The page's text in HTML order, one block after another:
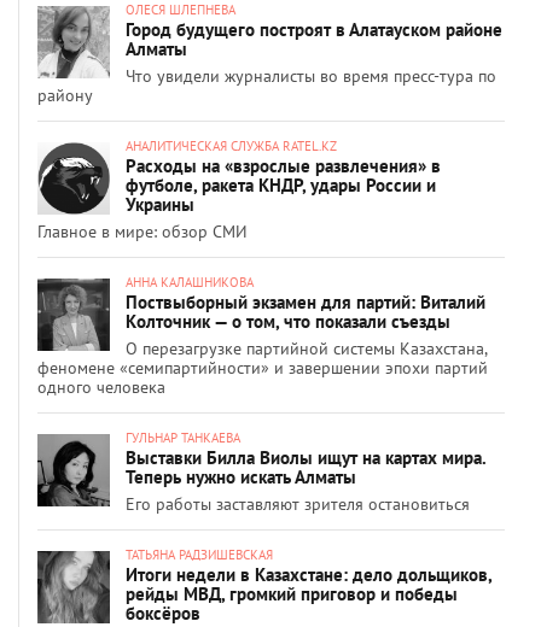
ОЛЕСЯ ШЛЕПНЕВА
Город будущего построят в Алатауском районе
Алматы
Что увидели журналисты во время пресс-тура по
району
АНАЛИТИЧЕСКАЯ СЛУЖБА RATEL.KZ
Расходы на «взрослые развлечения» в
футболе, ракета КНДР, удары России и
Украины
Главное в мире: обзор СМИ
АННА КАЛАШНИКОВА
Поствыборный экзамен для партий: Виталий
Колточник — о том, что показали съезды
О перезагрузке партийной системы Казахстана,
феномене «семипартийности» и завершении эпохи партий
одного человека
ГУЛЬНАР ТАНКАЕВА
Выставки Билла Виолы ищут на картах мира.
Теперь нужно искать Алматы
Его работы заставляют зрителя остановиться
ТАТЬЯНА РАДЗИШЕВСКАЯ
Итоги недели в Казахстане: дело дольщиков,
рейды МВД, громкий приговор и победы
боксёров